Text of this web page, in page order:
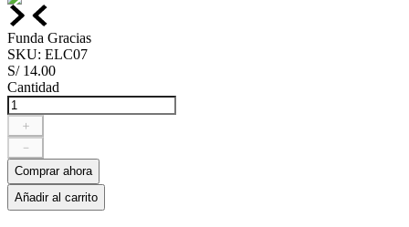
Funda Gracias
SKU: ELC07
S/ 14.00
Cantidad
＋
－
Comprar ahora
Añadir al carrito